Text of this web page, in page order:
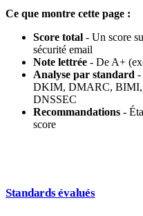
Ce que montre cette page :
Score total - Un score
sécurité email
Note lettrée - De A+
Analyse par standard -
DKIM, DMARC,
DNSSEC
Recommandations -
score
Standards évalués